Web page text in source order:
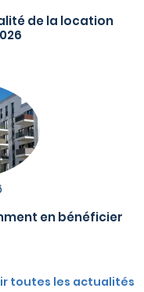
de la location
en bénéficier
toutes les actualités